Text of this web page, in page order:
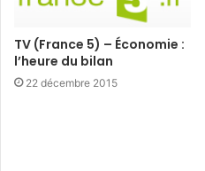
TV (France 5) – Économie :
l’heure du bilan
22 décembre 2015